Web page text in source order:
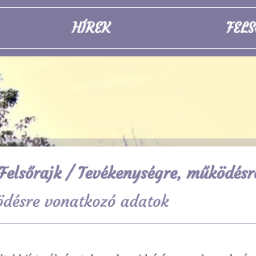
HÍREK
/ Tevékenységre,
vonatkozó adatok